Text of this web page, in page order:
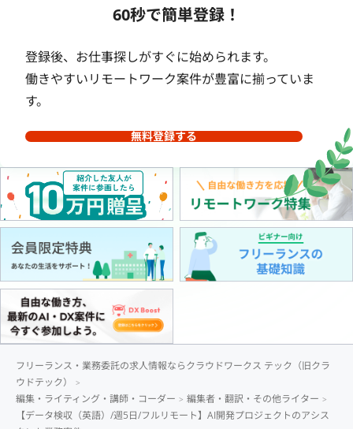
60秒で簡単登録！
登録後、お仕事探しがすぐに始められます。
働きやすいリモートワーク案件が豊富に揃っていま
す。
無料登録する
フリーランス・業務委託の求人情報ならクラウドワークス テック（旧クラ
ウドテック）
編集・ライティング・講師・コーダー
編集者・翻訳・その他ライター
【データ検収（英語）/週5日/フルリモート】AI開発プロジェクトのアシス